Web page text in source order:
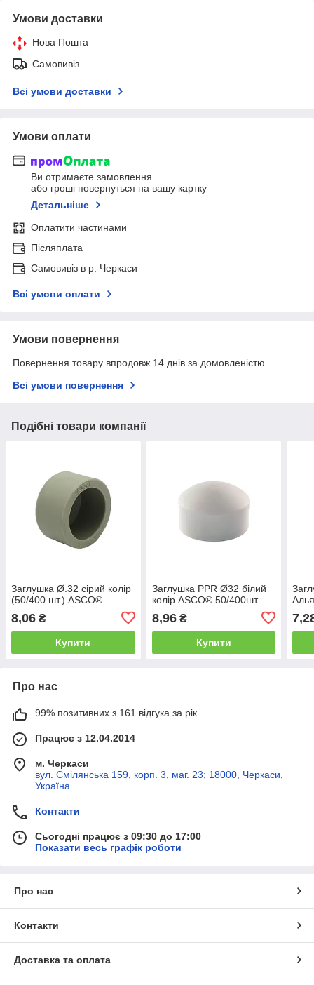
Умови доставки
Нова Пошта
Самовивіз
Всі умови доставки
Умови оплати
Ви отримаєте замовлення
або гроші повернуться на вашу картку
Детальніше
Оплатити частинами
Післяплата
Самовивіз в р. Черкаси
Всі умови оплати
Умови повернення
Повернення товару впродовж 14 днів за домовленістю
Всі умови повернення
Подібні товари компанії
Заглушка Ø.32 сірий колір
(50/400 шт.) ASCO®
8,06 ₴
Купити
Заглушка PPR Ø32 білий
колір ASCO® 50/400шт
8,96₴
Купити
Про нас
99% позитивних з 161 відгука за рік
Працює з 12.04.2014
м. Черкаси
вул. Смілянська 159, корп. 3, маг. 23; 18000, Черкаси,
Україна
Контакти
Сьогодні працює з 09:30 до 17:00
Показати весь графік роботи
Про нас
Контакти
Доставка та оплата